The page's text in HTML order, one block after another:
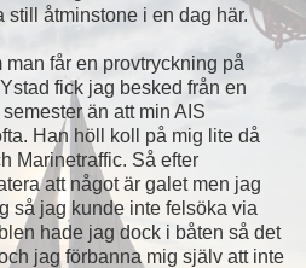
still åtminstone i en dag här.
får en provtryckning på
fick jag besked från en
än att min AIS
Han höll koll på mig lite då
Marinetraffic. Så efter
att något är galet men jag
så jag kunde inte felsöka via
hade jag dock i båten så det
jag förbanna mig själv att inte